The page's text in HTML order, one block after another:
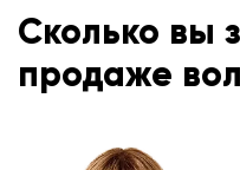
Сколько вы
продаже